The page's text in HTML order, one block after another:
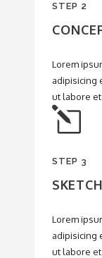
STEP 2
Lorem
adipisicing
ut labore
STEP 3
SKETCH
Lorem
adipisicing
ut labore